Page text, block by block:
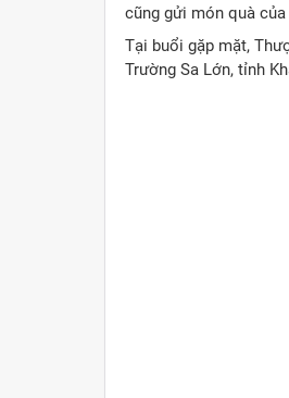
cũng gửi món quà
Tại buổi gặp mặt,
Trường Sa Lớn, tỉnh